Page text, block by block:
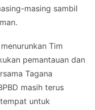
masing sambil
Tim
pemantauan dan
Tagana
masih terus
untuk